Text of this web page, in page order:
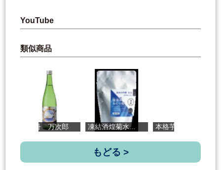
YouTube
類似商品
司牡丹 万次郎 凍結酒煌菊水... 本格芋焼酎 ...
もどる >